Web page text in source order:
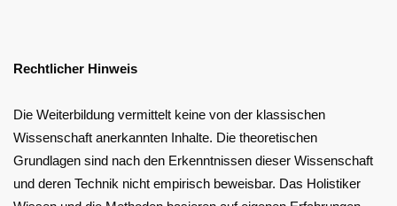
Rechtlicher Hinweis
Die Weiterbildung vermittelt keine von der klassischen
Wissenschaft anerkannten Inhalte. Die theoretischen
Grundlagen sind nach den Erkenntnissen dieser Wissenschaft
und deren Technik nicht empirisch beweisbar. Das Holistiker